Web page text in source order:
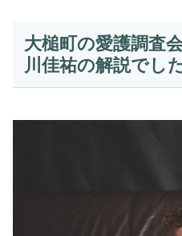
大槌町の愛護調査
川佳祐の解説でし